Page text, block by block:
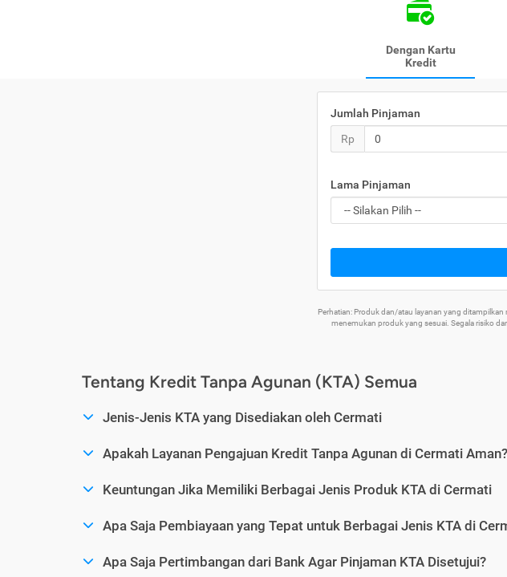
Dengan Kartu
Kredit
Jumlah Pinjaman
Rp
Lama Pinjaman
Perhatian: Produk dan/atau layanan yang
menemukan produk yang sesuai. Segala risiko
Tentang Kredit Tanpa Agunan (KTA) Semua
Jenis-Jenis KTA yang Disediakan oleh Cermati
Apakah Layanan Pengajuan Kredit Tanpa Agunan di Cermati Aman?
Keuntungan Jika Memiliki Berbagai Jenis Produk KTA di Cermati
Apa Saja Pembiayaan yang Tepat untuk Berbagai Jenis KTA di
Apa Saja Pertimbangan dari Bank Agar Pinjaman KTA Disetujui?